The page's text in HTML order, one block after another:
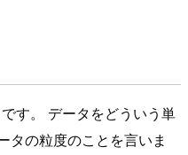
す。 データをどういう単
タの粒度のことを言いま